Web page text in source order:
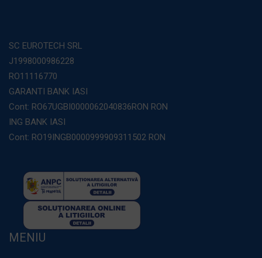
SC EUROTECH SRL
J1998000986228
RO11116770
GARANTI BANK IASI
Cont: RO67UGBI0000062040836RON RON
ING BANK IASI
Cont: RO19INGB0000999909311502 RON
MENIU